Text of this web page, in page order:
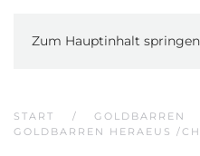
Zum Hauptinhalt springen
START GOLDBARREN
GOLDBARREN HERAEUS /